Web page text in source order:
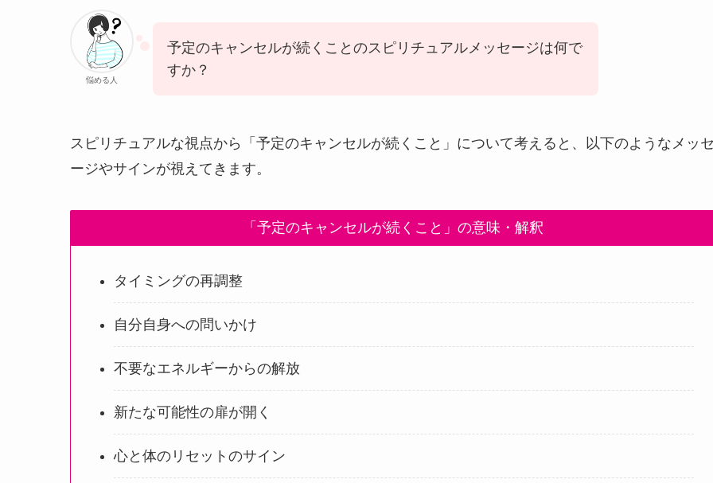
悩める人
予定のキャンセルが続くことのスピリチュアルメッセージは何で
すか？
スピリチュアルな視点から「予定のキャンセルが続くこと」について考えると、以下のようなメッ
ージやサインが視えてきます。
「予定のキャンセルが続くこと」の意味・解釈
タイミングの再調整
自分自身への問いかけ
不要なエネルギーからの解放
新たな可能性の扉が開く
心と体のリセットのサイン